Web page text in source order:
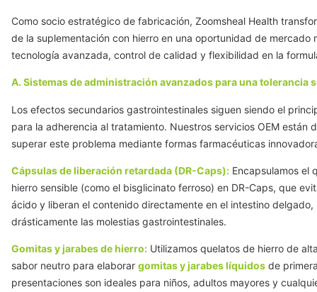
Como socio estratégico de fabricación, Zoomsheal Health
de la suplementación con hierro en una oportunidad de mercado
tecnología avanzada, control de calidad y flexibilidad en la
A. Sistemas de administración avanzados para una tolerancia
Los efectos secundarios gastrointestinales siguen siendo el
para la adherencia al tratamiento. Nuestros servicios OEM están
superar este problema mediante formas farmacéuticas
Cápsulas de liberación retardada (DR-Caps): Encapsulamos el
hierro sensible (como el bisglicinato ferroso) en DR-Caps, que
ácido y liberan el contenido directamente en el intestino delgado,
drásticamente las molestias gastrointestinales.
Gomitas y jarabes de hierro: Utilizamos quelatos de hierro de
sabor neutro para elaborar gomitas y jarabes líquidos de
presentaciones son ideales para niños, adultos mayores y